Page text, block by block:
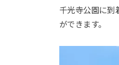
千光寺公園に到
ができます。